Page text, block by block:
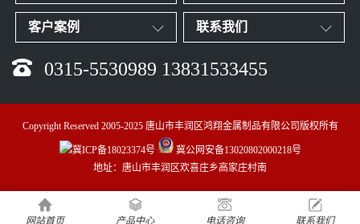
客户案例 联系我们
0315-5530989 13831533455
Copyright Reserved 2005-2025 唐山市丰润区鸿翔金属制品有限公司版权所有
冀ICP备18023374号
冀公网安备13020802000218号
地址：唐山市丰润区欢喜庄乡高家庄村南
网站首页 产品中心 电话咨询 联系我们